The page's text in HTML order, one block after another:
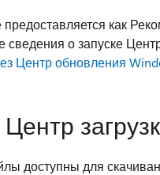
как
сведения о запуске
Центр обновления
доступны для